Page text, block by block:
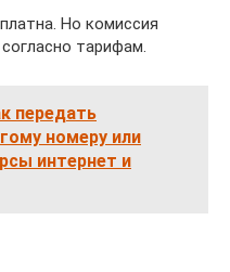
Но комиссия
тарифам.
передать
номеру или
интернет и